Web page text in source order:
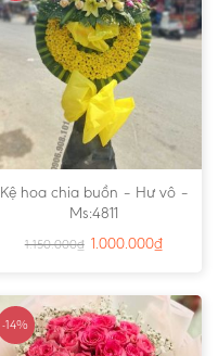
Kệ hoa chia buồn – Hư vô –
Ms:4811
1.150.000₫ 1.000.000₫
-14%